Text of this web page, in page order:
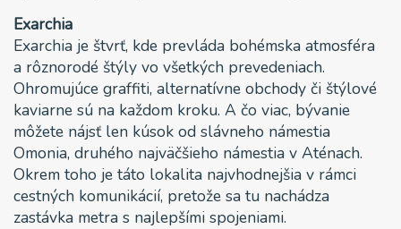
Exarchia
Exarchia je štvrť, kde prevláda bohémska atmosféra
a rôznorodé štýly vo všetkých prevedeniach.
Ohromujúce graffiti, alternatívne obchody či štýlové
kaviarne sú na každom kroku. A čo viac, bývanie
môžete nájsť len kúsok od slávneho námestia
Omonia, druhého najväčšieho námestia v Aténach.
Okrem toho je táto lokalita najvhodnejšia v rámci
cestných komunikácií, pretože sa tu nachádza
zastávka metra s najlepšími spojeniami.